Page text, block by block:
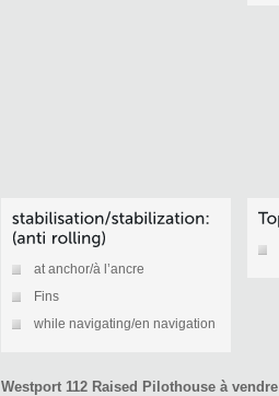
at anchor/à l’ancre
Fins
while navigating/en navigation
Westport 112 Raised Pilothouse à vendre